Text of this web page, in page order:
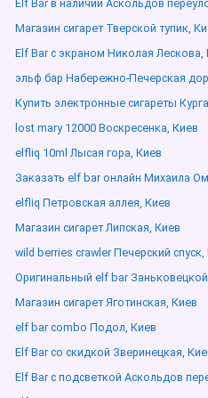
Elf Bar в наличии Аскольдов
Магазин сигарет Тверской тупик,
Elf Bar с экраном Николая Лескова,
эльф бар Набережно-Печерская
Купить электронные сигареты
lost mary 12000 Воскресенка, Киев
elfliq 10ml Лысая гора, Киев
Заказать elf bar онлайн Михаила
elfliq Петровская аллея, Киев
Магазин сигарет Липская, Киев
wild berries crawler Печерский спуск,
Оригинальный elf bar
Магазин сигарет Яготинская, Киев
elf bar combo Подол, Киев
Elf Bar со скидкой Зверинецкая,
Elf Bar с подсветкой Аскольдов